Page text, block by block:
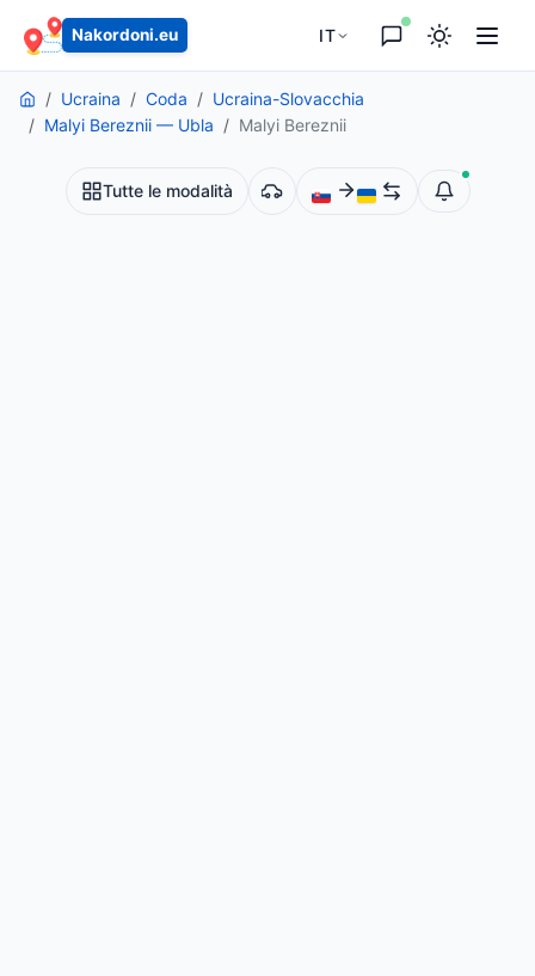
Nakordoni.eu IT
principale
Ucraina Coda
Ucraina-Slovacchia
Malyi Bereznii — Ubla
Malyi Bereznii
Tutte le modalità